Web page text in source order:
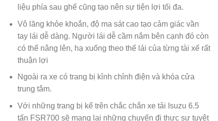
liệu phía sau ghế cũng tạo nên sự tiện lợi tối đa.
Vô lăng khỏe khoắn, độ ma sát cao tạo cảm giác vần
tay lái dễ dàng. Người lái dễ cầm nắm bên cạnh đó còn
có thể nâng lên, hạ xuống theo thế lái của từng tài xế rất
thuận lợi
Ngoài ra xe có trang bị kỉnh chỉnh điện và khóa cửa
trung tâm.
Với những trang bị kể trên chắc chắn xe tải Isuzu 6.5
tấn FSR700 sẽ mang lại những chuyến đi thực sự tuyệt